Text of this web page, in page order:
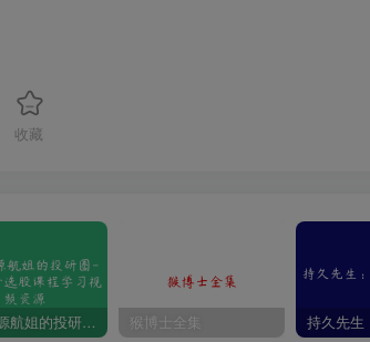
收藏
稀缺资源航姐的投研圈-价投高阶选股课程学习视频资源 猴博士全集